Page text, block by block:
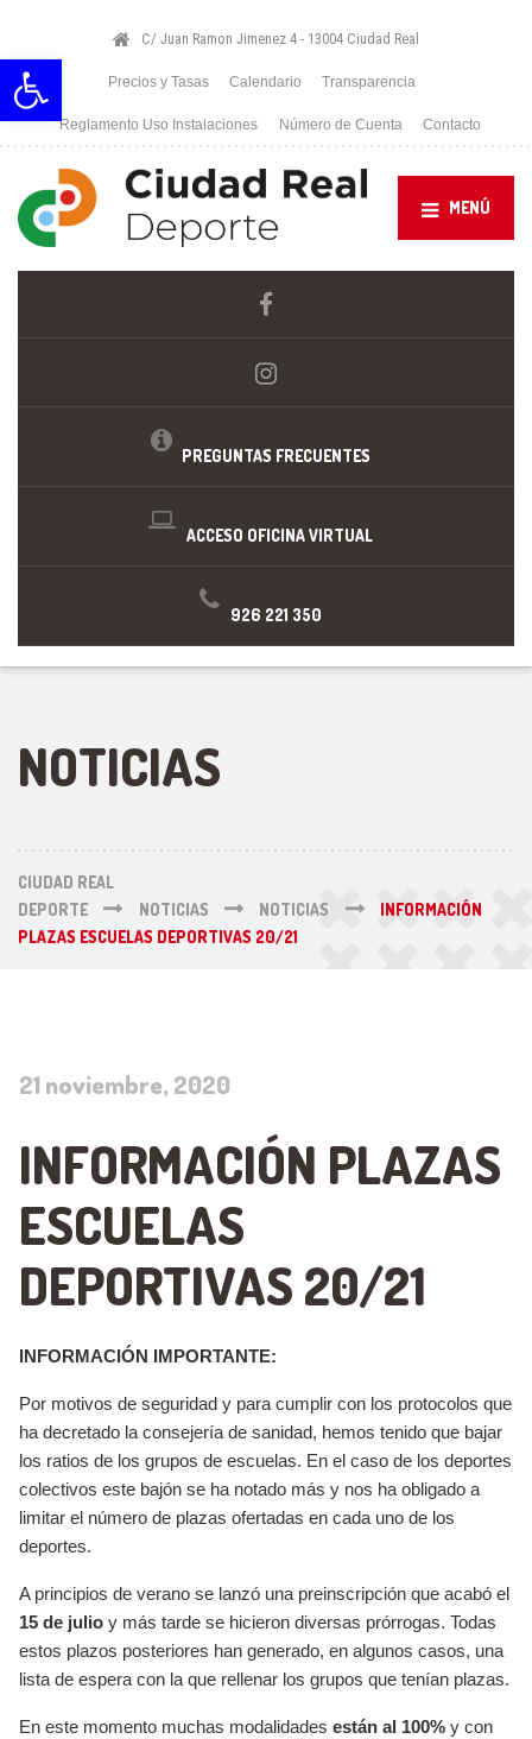
Abrir barra de herramientas
C/ Juan Ramon Jimenez 4 - 13004 Ciudad Real
Precios y Tasas Calendario Transparencia
Reglamento Uso Instalaciones Número de Cuenta Contacto
MENÚ
PREGUNTAS FRECUENTES
ACCESO OFICINA VIRTUAL
926 221 350
NOTICIAS
CIUDAD REAL
DEPORTE
NOTICIAS NOTICIAS
INFORMACIÓN
PLAZAS ESCUELAS DEPORTIVAS 20/21
21 noviembre, 2020
INFORMACIÓN PLAZAS
ESCUELAS
DEPORTIVAS 20/21
INFORMACIÓN IMPORTANTE:
Por motivos de seguridad y para cumplir con los protocolos que
ha decretado la consejería de sanidad, hemos tenido que bajar
los ratios de los grupos de escuelas. En el caso de los deportes
colectivos este bajón se ha notado más y nos ha obligado a
limitar el número de plazas ofertadas en cada uno de los
deportes.
A principios de verano se lanzó una preinscripción que acabó el
15 de julio y más tarde se hicieron diversas prórrogas. Todas
estos plazos posteriores han generado, en algunos casos, una
lista de espera con la que rellenar los grupos que tenían plazas.
En este momento muchas modalidades están al 100% y con